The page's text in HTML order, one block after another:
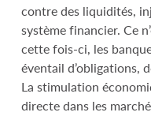
contre des liquidités,
système financier. Ce
cette fois-ci, les
éventail d’obligations,
La stimulation
directe dans les